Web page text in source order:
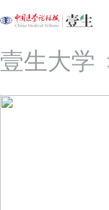
壹生大学